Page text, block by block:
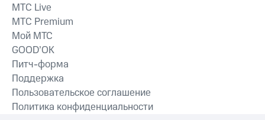
MTС Live
MTС Premium
Мой МТС
GOOD’OK
Питч-форма
Поддержка
Пользовательское соглашение
Политика конфиденциальности